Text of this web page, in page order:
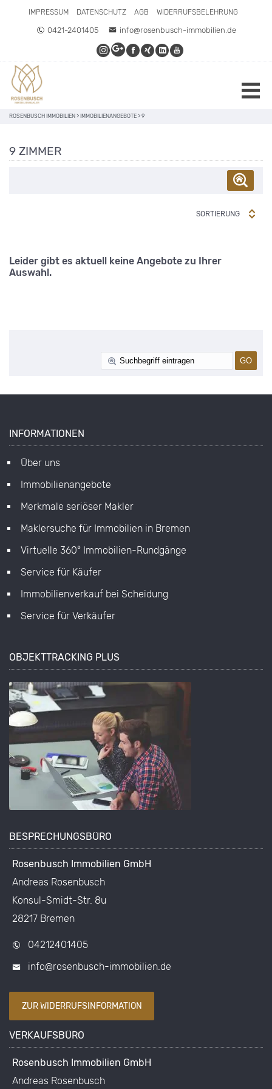
IMPRESSUM DATENSCHUTZ AGB WIDERRUFSBELEHRUNG
0421-2401405 info@rosenbusch-immobilien.de
ROSENBUSCH IMMOBILIEN > IMMOBILIENANGEBOTE > 9
9 ZIMMER
SORTIERUNG
Leider gibt es aktuell keine Angebote zu Ihrer
Auswahl.
INFORMATIONEN
Über uns
Immobilienangebote
Merkmale seriöser Makler
Maklersuche für Immobilien in Bremen
Virtuelle 360° Immobilien-Rundgänge
Service für Käufer
Immobilienverkauf bei Scheidung
Service für Verkäufer
OBJEKTTRACKING PLUS
BESPRECHUNGSBÜRO
Rosenbusch Immobilien GmbH
Andreas Rosenbusch
Konsul-Smidt-Str. 8u
28217 Bremen
04212401405
info@rosenbusch-immobilien.de
ZUR WIDERRUFSINFORMATION
VERKAUFSBÜRO
Rosenbusch Immobilien GmbH
Andreas Rosenbusch